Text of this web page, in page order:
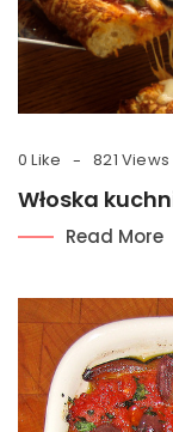
0 Like 821 Views
Włoska
Read More